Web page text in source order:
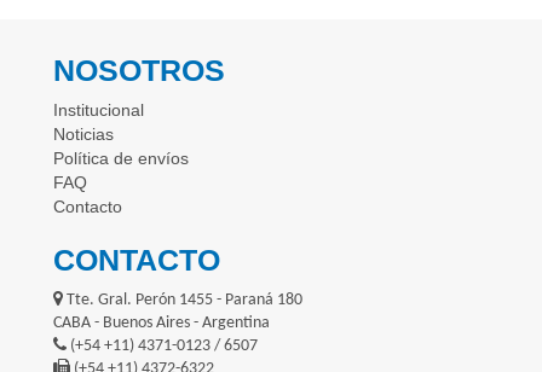
NOSOTROS
Institucional
Noticias
Política de envíos
FAQ
Contacto
CONTACTO
Tte. Gral. Perón 1455 - Paraná 180
CABA - Buenos Aires - Argentina
(+54 +11) 4371-0123 / 6507